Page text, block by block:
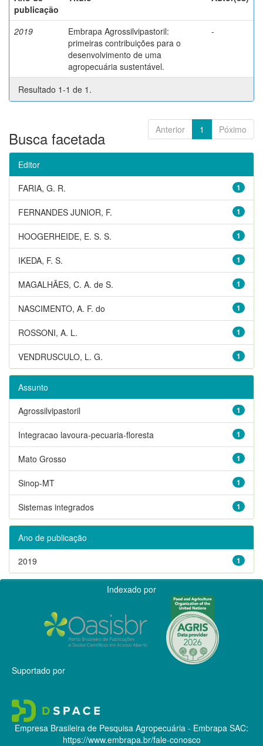
publicação
2019
Embrapa Agrossilvipastoril:
primeiras contribuições para o
desenvolvimento de uma
agropecuária sustentável.
-
Resultado 1-1 de 1.
Anterior 1 Póximo
Busca facetada
Editor
1
FARIA, G. R.
1
FERNANDES JUNIOR, F.
1
HOOGERHEIDE, E. S. S.
1
IKEDA, F. S.
1
MAGALHÃES, C. A. de S.
1
NASCIMENTO, A. F. do
1
ROSSONI, A. L.
1
VENDRUSCULO, L. G.
Assunto
1
Agrossilvipastoril
1
Integracao lavoura-pecuaria-floresta
1
Mato Grosso
1
Sinop-MT
1
Sistemas integrados
Ano de publicação
1
2019
Indexado por
Suportado por
Empresa Brasileira de Pesquisa Agropecuária - Embrapa SAC:
https://www.embrapa.br/fale-conosco